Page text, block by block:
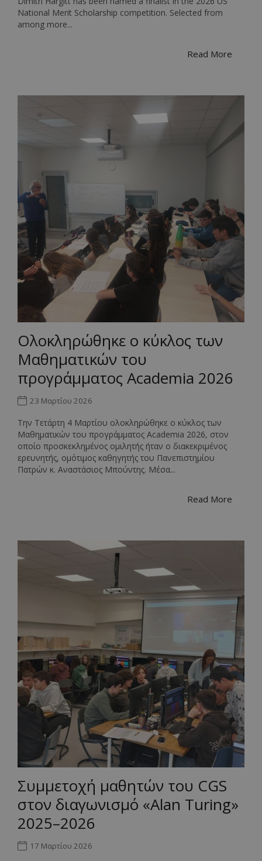
National Merit Scholarship competition. Selected from
among more...
Read More
Ολοκληρώθηκε ο κύκλος των
Μαθηματικών του
προγράμματος Academia 2026
23 Μαρτίου 2026
Την Τετάρτη 4 Μαρτίου ολοκληρώθηκε ο κύκλος των
Μαθηματικών του προγράμματος Academia 2026, στον
οποίο προσκεκλημένος ομιλητής ήταν ο διακεκριμένος
ερευνητής, ομότιμος καθηγητής του Πανεπιστημίου
Πατρών κ. Αναστάσιος Μπούντης. Μέσα...
Read More
Συμμετοχή μαθητών του CGS
στον διαγωνισμό «Alan Turing»
2025–2026
17 Μαρτίου 2026